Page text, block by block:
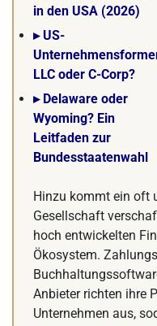
in den USA (2026)
▸ US-
LLC oder C-Corp?
▸ Delaware oder
Wyoming? Ein
Leitfaden zur
Bundesstaatenwahl
Hinzu kommt ein oft
Gesellschaft
hoch entwickelten
Ökosystem.
Anbieter richten ihre
Unternehmen aus,